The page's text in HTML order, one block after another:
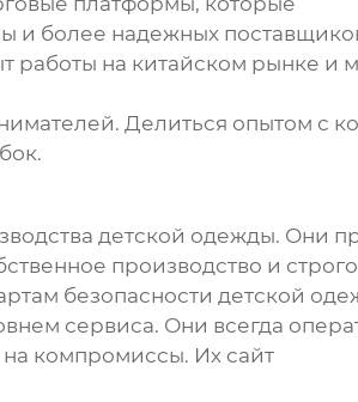
и более надежных
работы на китайском рынке и
Делиться опытом с
детской одежды. Они
производство и строго
безопасности детской
сервиса. Они всегда
на компромиссы. Их сайт